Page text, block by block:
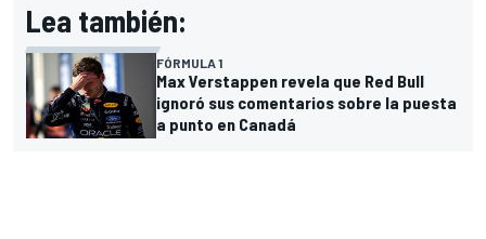
Lea también:
FÓRMULA 1
Max Verstappen revela que Red Bull
ignoró sus comentarios sobre la puesta
a punto en Canadá